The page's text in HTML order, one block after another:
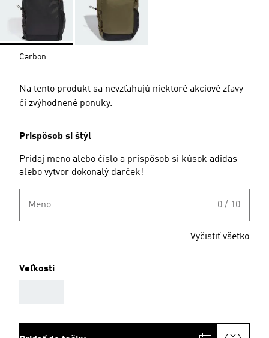
Carbon
Na tento produkt sa nevzťahujú niektoré akciové zľavy
či zvýhodnené ponuky.
Prispôsob si štýl
Pridaj meno alebo číslo a prispôsob si kúsok adidas
alebo vytvor dokonalý darček!
Meno 0 / 10
Vyčistiť všetko
Veľkosti